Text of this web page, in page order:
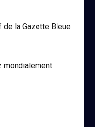
de la Gazette Bleue
mondialement